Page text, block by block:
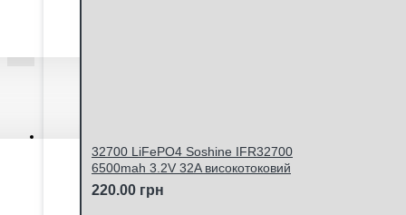
32700 LiFePO4 Soshine IFR32700
6500mah 3.2V 32A високотоковий
220.00 грн